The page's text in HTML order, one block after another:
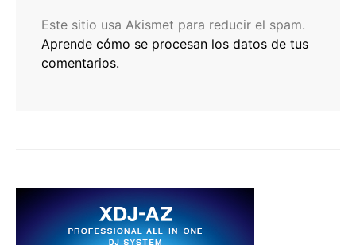
Este sitio usa Akismet para reducir el spam.
Aprende cómo se procesan los datos de tus
comentarios.